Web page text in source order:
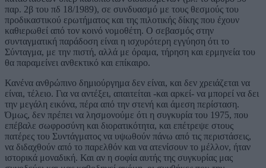
παρ. 2β του πδ 18/1989), σε συνδυασμό με τους θεσμούς του
προδικαστικού ερωτήματος και της πιλοτικής δίκης που έχουν
καθιερωθεί από τον κοινό νομοθέτη. Ο σεβασμός στην
συνταγματική παράδοση είναι η ισχυρότερη εγγύηση ότι το
Σύνταγμα, με την πιστή, αλλά με όραμα, τήρηση και ερμηνεία του
θα παραμείνει ανθεκτικό και επίκαιρο.
Κανένα ανθρώπινο δημιούργημα δεν είναι, και δεν χρειάζεται να
είναι, τέλειο. Για να αντέξει, απαιτείται -και αρκεί- να μπορεί να δει
την μεγάλη εικόνα, πέρα από την στενή και άμεση περίσταση.
Όμως, δεν πρέπει να λησμονούμε ότι η συγκυρία του 1975, που
επέβαλε σωφροσύνη και διορατικότητα, και επέτρεψε στους
πατέρες του Συντάγματος να υψωθούν πάνω από τις περιστάσεις,
να διδαχθούν από το παρελθόν και να ατενίσουν το μέλλον, ήταν
ιστορικά μοναδική. Και αν η σοφία αυτής της συγκυρίας μας